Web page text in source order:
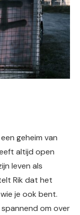
geheim van
altijd open
leven als
Rik dat het
je ook bent.
om over